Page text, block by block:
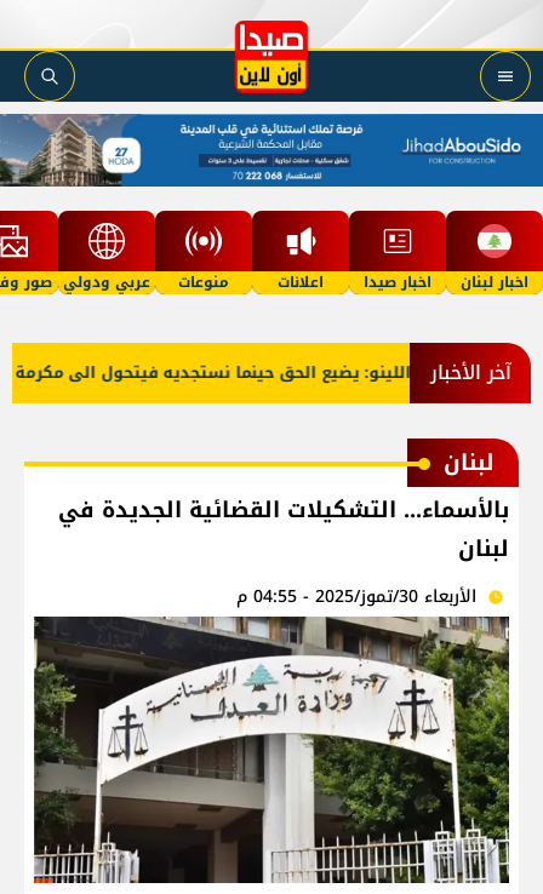
اخبار لبنان اخبار صيدا اعلانات منوعات عربي ودولي صور
آخر الأخبار
العميد اللينو: يضيع الحق حينما نستجديه فيتحول الى مكرمة
لبنان
بالأسماء... التشكيلات القضائية الجديدة في
لبنان
الأربعاء 30/تموز/2025 - 04:55 م